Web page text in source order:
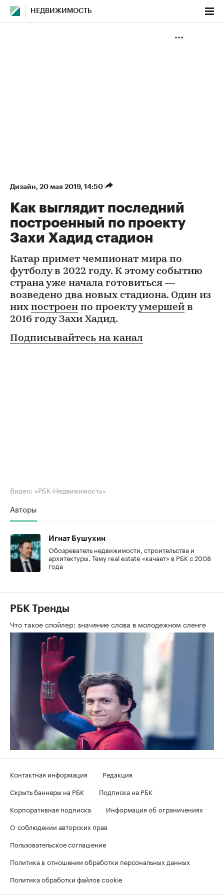
НЕДВИЖИМОСТЬ
Дизайн⁠, 20 мая 2019, 14:50
Как выглядит последний
построенный по проекту
Захи Хадид стадион
Катар примет чемпионат мира по
футболу в 2022 году. К этому событию
страна уже начала готовиться —
возведено два новых стадиона. Один из
них построен по проектуумершей в
2016 году Захи Хадид.
Подписывайтесь на канал
Видео: «РБК-Недвижимость»
Авторы
Игнат Бушухин
Обозреватель недвижимости, строительства и
архитектуры. Тему real estate «качает» в РБК с 2008
года
РБК Тренды
Что такое спойлер: значение слова в молодежном сленге
Контактная информация
Редакция
Скрыть баннеры на РБК
Подписка на РБК
Корпоративная подписка
Информация об ограничениях
О соблюдении авторских прав
Пользовательское соглашение
Политика в отношении обработки персональных данных
Политика обработки файлов cookie